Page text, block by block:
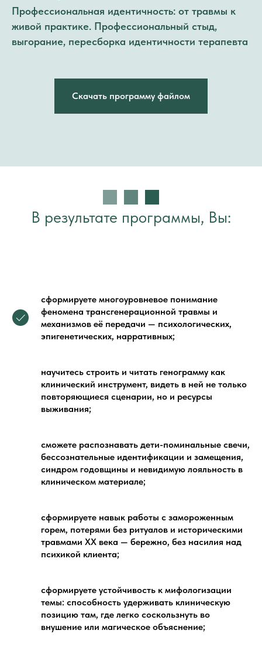
Профессиональная идентичность: от травмы к
живой практике. Профессиональный стыд,
выгорание, пересборка идентичности терапевта
Скачать программу файлом
В результате программы, Вы:
сформируете многоуровневое понимание
феномена трансгенерационной травмы и
механизмов её передачи — психологических,
эпигенетических, нарративных;
научитесь строить и читать генограмму как
клинический инструмент, видеть в ней не только
повторяющиеся сценарии, но и ресурсы
выживания;
сможете распознавать дети-поминальные свечи,
бессознательные идентификации и замещения,
синдром годовщины и невидимую лояльность в
клиническом материале;
сформируете навык работы с замороженным
горем, потерями без ритуалов и историческими
травмами XX века — бережно, без насилия над
психикой клиента;
сформируете устойчивость к мифологизации
темы: способность удерживать клиническую
позицию там, где легко соскользнуть во
внушение или магическое объяснение;